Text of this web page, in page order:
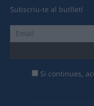
Subscriu-te al butlletí
Si continues,